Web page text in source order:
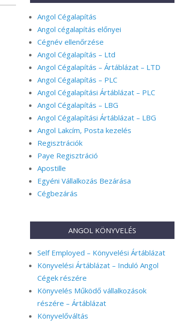
Angol Cégalapítás
Angol cégalapítás előnyei
Cégnév ellenőrzése
Angol Cégalapítás – Ltd
Angol Cégalapítás – Ártáblázat – LTD
Angol Cégalapítás – PLC
Angol Cégalapítási Ártáblázat – PLC
Angol Cégalapítás – LBG
Angol Cégalapítási Ártáblázat – LBG
Angol Lakcím, Posta kezelés
Regisztrációk
Paye Regisztráció
Apostille
Egyéni Vállalkozás Bezárása
Cégbezárás
ANGOL KÖNYVELÉS
Self Employed – Könyvelési Ártáblázat
Könyvelési Ártáblázat – Induló Angol
Cégek részére
Könyvelés Működő vállalkozások
részére – Ártáblázat
Könyvelőváltás